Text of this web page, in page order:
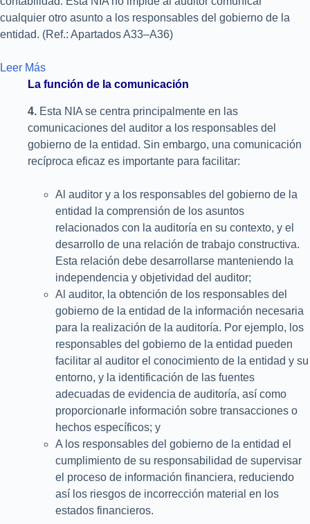
cualquier otro asunto a los responsables del gobierno de la
entidad. (Ref.: Apartados A33–A36)
Leer Más
La función de la comunicación
4. Esta NIA se centra principalmente en las
comunicaciones del auditor a los responsables del
gobierno de la entidad. Sin embargo, una comunicación
recíproca eficaz es importante para facilitar:
Al auditor y a los responsables del gobierno de la
entidad la comprensión de los asuntos
relacionados con la auditoría en su contexto, y el
desarrollo de una relación de trabajo constructiva.
Esta relación debe desarrollarse manteniendo la
independencia y objetividad del auditor;
Al auditor, la obtención de los responsables del
gobierno de la entidad de la información necesaria
para la realización de la auditoría. Por ejemplo, los
responsables del gobierno de la entidad pueden
facilitar al auditor el conocimiento de la entidad y su
entorno, y la identificación de las fuentes
adecuadas de evidencia de auditoría, así como
proporcionarle información sobre transacciones o
hechos específicos; y
A los responsables del gobierno de la entidad el
cumplimiento de su responsabilidad de supervisar
el proceso de información financiera, reduciendo
así los riesgos de incorrección material en los
estados financieros.